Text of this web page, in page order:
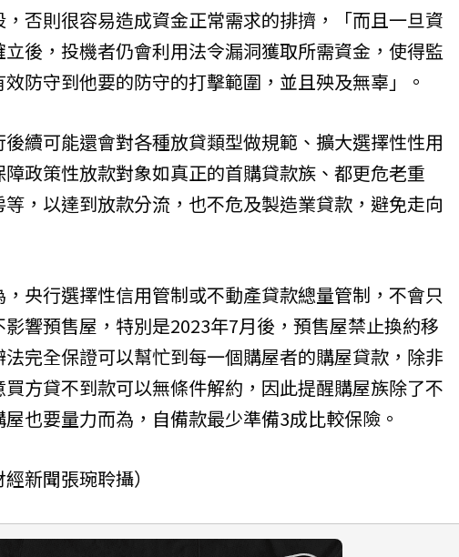
否則很容易造成資金正常需求的排擠，「而且一旦資
後，投機者仍會利用法令漏洞獲取所需資金，使得監
防守到他要的防守的打擊範圍，並且殃及無辜」。
續可能還會對各種放貸類型做規範、擴大選擇性性用
政策性放款對象如真正的首購貸款族、都更危老重
，以達到放款分流，也不危及製造業貸款，避免走向
央行選擇性信用管制或不動產貸款總量管制，不會只
響預售屋，特別是2023年7月後，預售屋禁止換約移
完全保證可以幫忙到每一個購屋者的購屋貸款，除非
方貸不到款可以無條件解約，因此提醒購屋族除了不
也要量力而為，自備款最少準備3成比較保險。
新聞張琬聆攝）